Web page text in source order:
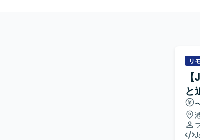
リ
と